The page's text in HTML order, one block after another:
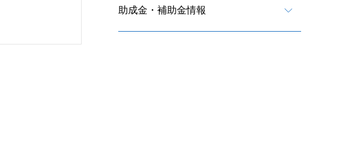
助成金・補助金情報